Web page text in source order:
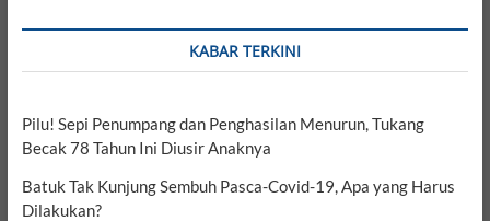
KABAR TERKINI
Pilu! Sepi Penumpang dan Penghasilan Menurun, Tukang
Becak 78 Tahun Ini Diusir Anaknya
Batuk Tak Kunjung Sembuh Pasca-Covid-19, Apa yang Harus
Dilakukan?